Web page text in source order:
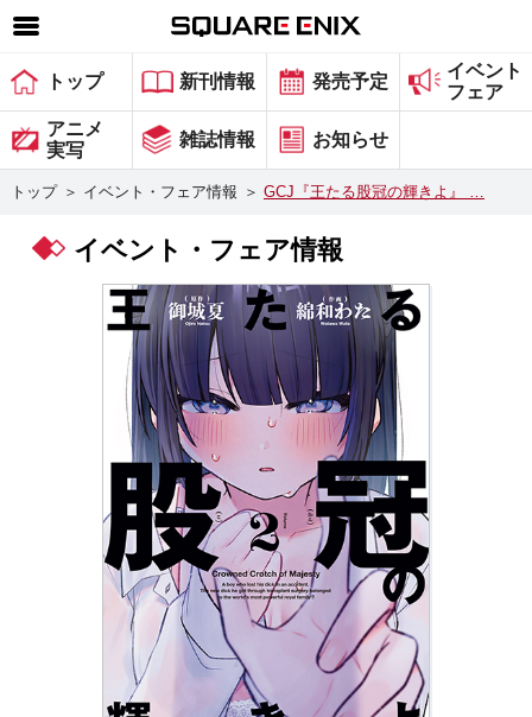
SQUARE ENIX 公式サイトメニュー
ゲーム
マガジン＆ブックス
グッズ
会社情報 採用情報
スクウェア・エニックス サイト内検索
トップ 新刊情報 発売予定
イベント
フェア
アニメ
実写
雑誌情報 お知らせ
トップ ＞ イベント・フェア情報 ＞ GCJ『王たる股冠の輝きよ』 …
イベント・フェア情報